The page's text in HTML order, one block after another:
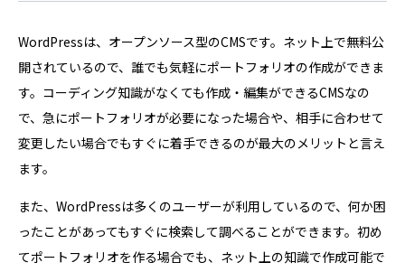
WordPressは、オープンソース型のCMSです。ネット上で無料公
開されているので、誰でも気軽にポートフォリオの作成ができま
す。コーディング知識がなくても作成・編集ができるCMSなの
で、急にポートフォリオが必要になった場合や、相手に合わせて
変更したい場合でもすぐに着手できるのが最大のメリットと言え
ます。
また、WordPressは多くのユーザーが利用しているので、何か困
ったことがあってもすぐに検索して調べることができます。初め
てポートフォリオを作る場合でも、ネット上の知識で作成可能で